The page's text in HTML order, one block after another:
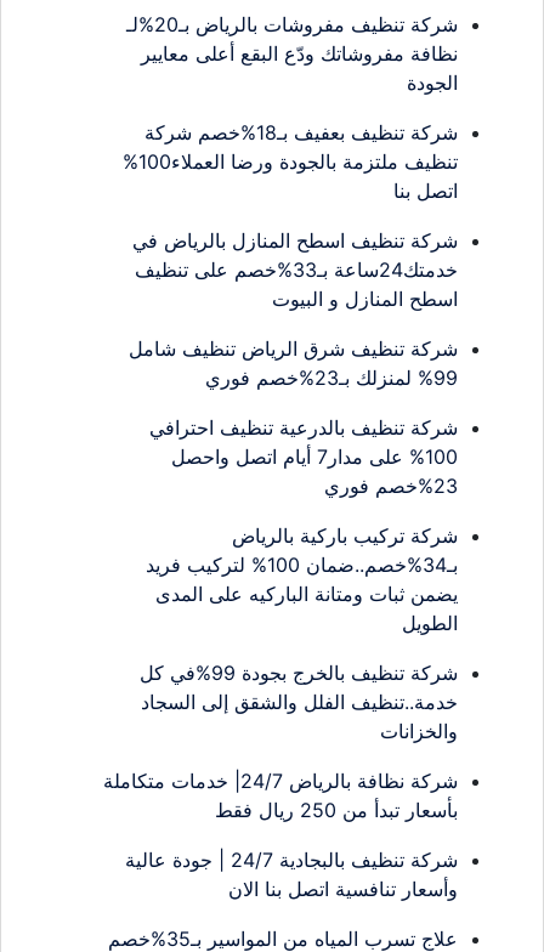
شركة تنظيف مفروشات بالرياض بـ20%لـ
نظافة مفروشاتك ودّع البقع أعلى معايير
الجودة
شركة تنظيف بعفيف بـ18%خصم شركة
تنظيف ملتزمة بالجودة ورضا العملاء100%
اتصل بنا
شركة تنظيف اسطح المنازل بالرياض في
خدمتك24ساعة بـ33%خصم على تنظيف
اسطح المنازل و البيوت
شركة تنظيف شرق الرياض تنظيف شامل
99% لمنزلك بـ23%خصم فوري
شركة تنظيف بالدرعية تنظيف احترافي
100% على مدار7 أيام اتصل واحصل
23%خصم فوري
شركة تركيب باركية بالرياض
بـ34%خصم..ضمان 100% لتركيب فريد
يضمن ثبات ومتانة الباركيه على المدى
الطويل
شركة تنظيف بالخرج بجودة 99%في كل
خدمة..تنظيف الفلل والشقق إلى السجاد
والخزانات
شركة نظافة بالرياض 24/7| خدمات متكاملة
بأسعار تبدأ من 250 ريال فقط
شركة تنظيف بالبجادية 24/7 | جودة عالية
وأسعار تنافسية اتصل بنا الان
علاج تسرب المياه من المواسير بـ35%خصم